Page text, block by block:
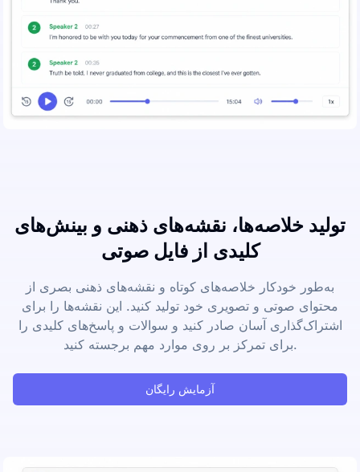
تولید خلاصه‌ها، نقشه‌های ذهنی و بینش‌های
کلیدی از فایل صوتی
به‌طور خودکار خلاصه‌های کوتاه و نقشه‌های ذهنی بصری از
محتوای صوتی و تصویری خود تولید کنید. این نقشه‌ها را برای
اشتراک‌گذاری آسان صادر کنید و سوالات و پاسخ‌های کلیدی را
برای تمرکز بر روی موارد مهم برجسته کنید.
آزمایش رایگان